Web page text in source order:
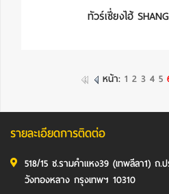
ทัวร์เซี่ยงไฮ้
หน้า: 1 2 3 4 5
รายละเอียดการติดต่อ
518/15 ซ.รามคำแหง39 (เทพลีลา1) ถ
วังทองหลาง กรุงเทพฯ 10310